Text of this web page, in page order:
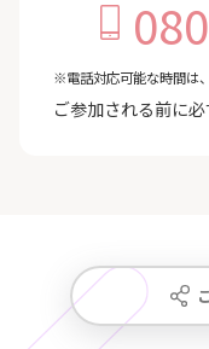
※電話対応可能な時間は
ご参加される前に必